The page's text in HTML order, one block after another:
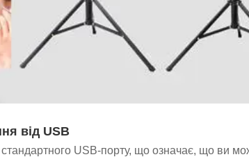
від USB
USB-порту, що означає, що ви